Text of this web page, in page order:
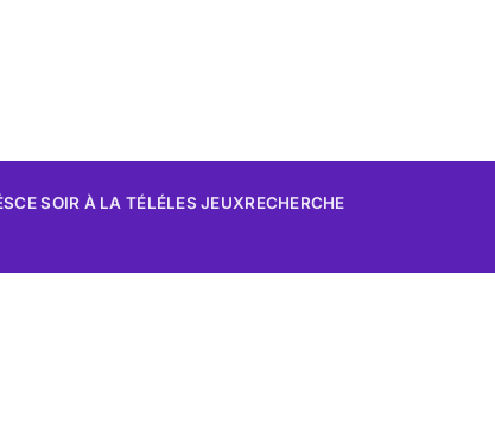
CE SOIR À LA TÉLÉLES JEUXRECHERCHE